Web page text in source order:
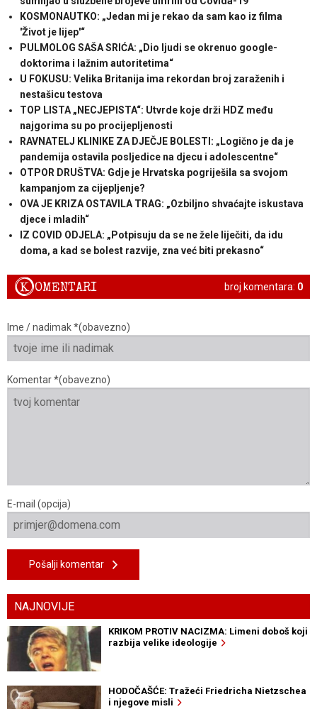
KOSMONAUTKO: „Jedan mi je rekao da sam kao iz filma
'Život je lijep'“
PULMOLOG SAŠA SRIĆA: „Dio ljudi se okrenuo google-
doktorima i lažnim autoritetima“
U FOKUSU: Velika Britanija ima rekordan broj zaraženih i
nestašicu testova
TOP LISTA „NECJEPISTA“: Utvrde koje drži HDZ među
najgorima su po procijepljenosti
RAVNATELJ KLINIKE ZA DJEČJE BOLESTI: „Logično je da je
pandemija ostavila posljedice na djecu i adolescentne“
OTPOR DRUŠTVA: Gdje je Hrvatska pogriješila sa svojom
kampanjom za cijepljenje?
OVA JE KRIZA OSTAVILA TRAG: „Ozbiljno shvaćajte iskustava
djece i mladih“
IZ COVID ODJELA: „Potpisuju da se ne žele liječiti, da idu
doma, a kad se bolest razvije, zna već biti prekasno“
broj komentara: 0
KOMENTARI
Ime / nadimak *(obavezno)
Komentar *(obavezno)
E-mail (opcija)
Pošalji komentar
NAJNOVIJE
KRIKOM PROTIV NACIZMA: Limeni doboš koji
razbija velike ideologije
HODOČAŠĆE: Tražeći Friedricha Nietzschea
i njegove misli